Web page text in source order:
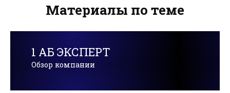
Материалы по теме
1 АБ ЭКСПЕРТ
Обзор компании